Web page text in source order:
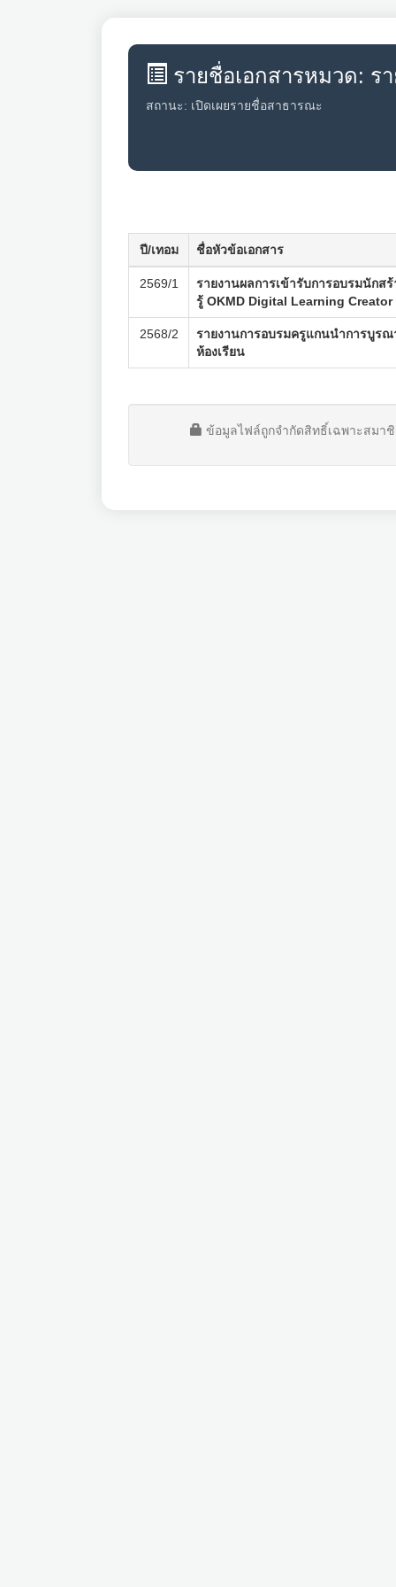
รายชื่อเอกสารหมวด: ร
สถานะ: เปิดเผยรายชื่อสาธารณะ
ปี/เทอม ชื่อหัวข้อเอกสาร
2569/1
รายงานผลการเข้ารับการอบรมนักสร้
รู้ OKMD Digital Learning Creator
2568/2
รายงานการอบรมครูแกนนำการบูรณ
ห้องเรียน
ข้อมูลไฟล์ถูกจำกัดสิทธิ์เฉพาะสมา